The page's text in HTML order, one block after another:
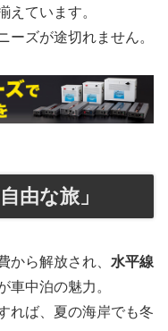
えています。
ーズが途切れません。
由な旅」
から解放され、 水平線
車中泊の魅力。
れば、夏の海岸でも冬